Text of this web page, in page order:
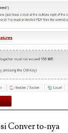
Conver to-nya